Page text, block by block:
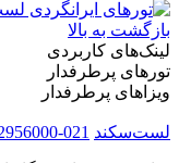
بازگشت به بالا
لینک‌های کاربردی
تورهای پرطرفدار
ویزاهای پرطرفدار
لست‌سکند 021-72956000